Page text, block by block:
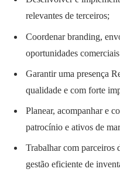
relevantes de terceiros;
Coordenar branding,
oportunidades
Garantir uma presença
qualidade e com forte
Planear, acompanhar e
patrocínio e ativos de
Trabalhar com parceiros
gestão eficiente de